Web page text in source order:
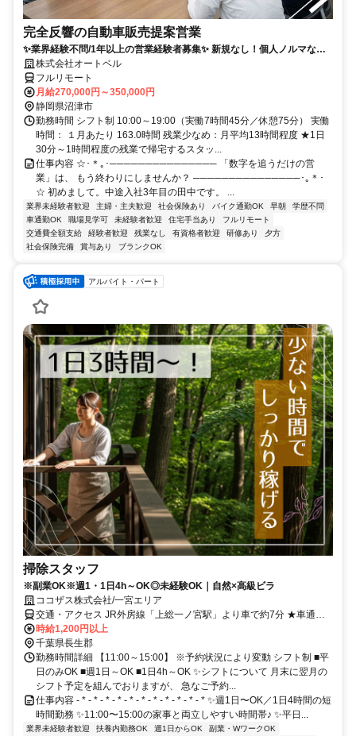
完全反響の自動車販売提案営業
✨業界経験不問/1年以上の営業経験者募集✨ 新規なし！個人ノルマな
し！残業も少なめでプライベートとの両立◎
株式会社オートベル
フルリモート
月給270,000円～350,000円
静岡県沼津市
勤務時間 シフト制 10:00～19:00（実働7時間45分／休憩75分） 実働
時間： １月あたり 163.0時間 残業少なめ：月平均13時間程度 ★1日
30分～1時間程度の残業で帰宅するスタッ...
仕事内容 ☆･＊｡･─────────────── 「数字を追うだけの営
業」は、 もう終わりにしませんか？ ───────────────･｡＊･
☆ 初めまして。中途入社3年目の田中です。 ...
業界未経験者歓迎 主婦・主夫歓迎 社会保険あり バイク通勤OK 早朝
学歴不問
車通勤OK
職場見学可 未経験者歓迎 住宅手当あり
フルリモート
交通費全額支給
経験者歓迎 残業なし 有資格者歓迎 研修あり
夕方
社会保険完備
賞与あり ブランクOK
アルバイト・パート
掃除スタッフ
※副業OK※週1・1日4h～OK◎未経験OK｜自然×高級ビラ
ココザス株式会社/一宮エリア
交通・アクセス JR外房線「上総一ノ宮駅」より車で約7分 ★車通勤
OK！
時給1,200円以上
千葉県長生郡
勤務時間詳細 【11:00～15:00】 ※予約状況により変動 シフト制 ■平
日のみOK ■週1日～OK ■1日4h～OK ✨シフトについて 月末に翌月の
シフト予定を組んでおりますが、 急なご予約...
仕事内容 - * - * - * - * - * - * - * - * - * - * - * ✨週1日〜OK／1日4時間の短
時間勤務 ✨11:00〜15:00の家事と両立しやすい時間帯♪ ✨平日...
業界未経験者歓迎 扶養内勤務OK 週1日からOK
副業・WワークOK